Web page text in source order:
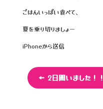
ごはんいっぱい食べて、
夏を乗り切りましょー
iPhoneから送信
← 2日間いました！！